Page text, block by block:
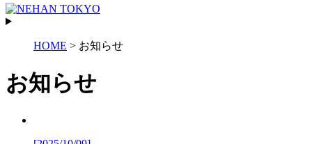
HOME > お知らせ
お知らせ